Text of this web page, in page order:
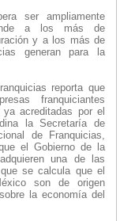
ser ampliamente
a los más de
y a los más de
generan para la
reporta que
franquiciantes
acreditadas por el
la Secretaría de
de Franquicias,
el Gobierno de la
una de las
se calcula que el
son de origen
la economía del